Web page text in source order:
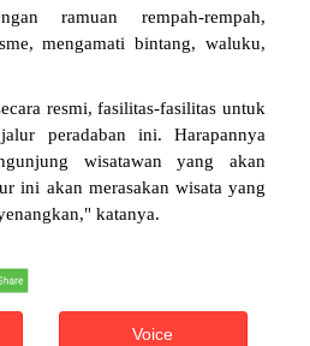
ramuan rempah-rempah,
mengamati bintang, waluku,
resmi, fasilitas-fasilitas untuk
peradaban ini. Harapannya
wisatawan yang akan
ini akan merasakan wisata yang
katanya.
Voice